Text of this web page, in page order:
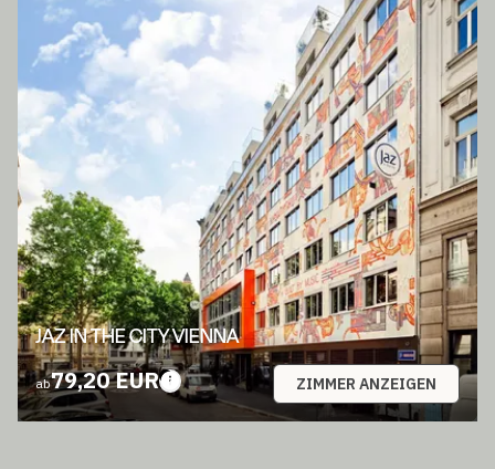
JAZ IN THE CITY VIENNA
ab79,20 EUR ZIMMER ANZEIGEN